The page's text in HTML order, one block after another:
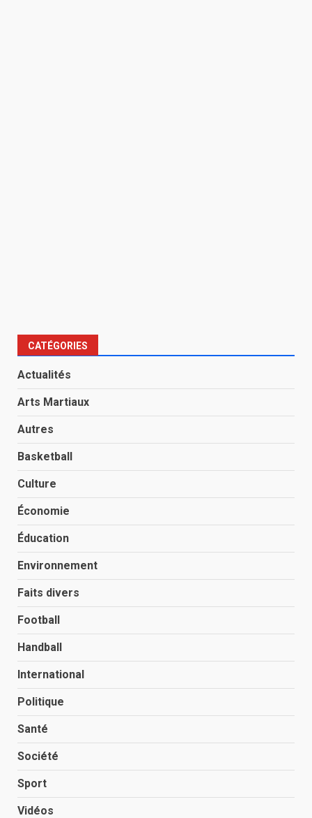
CATÉGORIES
Actualités
Arts Martiaux
Autres
Basketball
Culture
Économie
Éducation
Environnement
Faits divers
Football
Handball
International
Politique
Santé
Société
Sport
Vidéos